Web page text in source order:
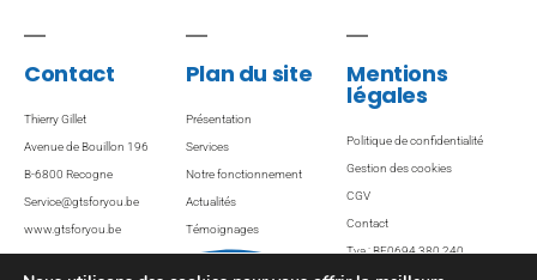
Contact
Thierry Gillet
Avenue de Bouillon 196
B-6800 Recogne
Service@gtsforyou.be
www.gtsforyou.be
Plan du site
Présentation
Services
Notre fonctionnement
Actualités
Témoignages
Ventes / Locations
Mentions
légales
Politique de confidentialité
Gestion des cookies
CGV
Contact
Tva : BE0694 380 240